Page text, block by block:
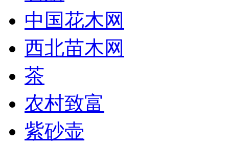
中国花木网
西北苗木网
茶
农村致富
紫砂壶